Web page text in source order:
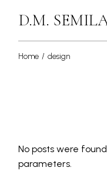
D.M.
Home design
No posts were
parameters.